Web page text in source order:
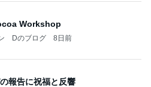
Workshop
Dのブログ 8日前
報告に祝福と反響